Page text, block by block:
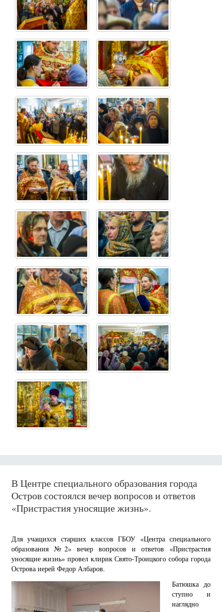
В Центре специального образования города
Остров состоялся вечер вопросов и ответов
«Пристрастия уносящие жизнь».
Для учащихся старших классов ГБОУ «Центра специального
образования №2» вечер вопросов и ответов «Пристрастия
уносящие жизнь» провел клирик Свято-Троицкого собора города
Острова иерей Федор Албаров.
Батюшка до
ступно и
наглядно